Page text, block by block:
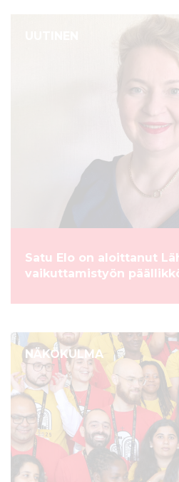
Satu Elo on aloittanut
vaikuttamistyön
NÄKÖKULMA